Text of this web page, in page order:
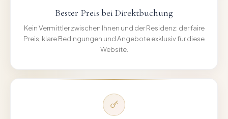
Bester Preis bei Direktbuchung
Kein Vermittler zwischen Ihnen und der Residenz: der faire
Preis, klare Bedingungen und Angebote exklusiv für diese
Website.